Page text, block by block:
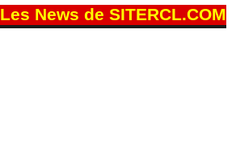
Les News de SITERCL.COM